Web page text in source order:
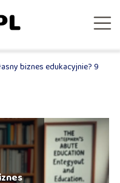
biznes edukacyjnie? 9